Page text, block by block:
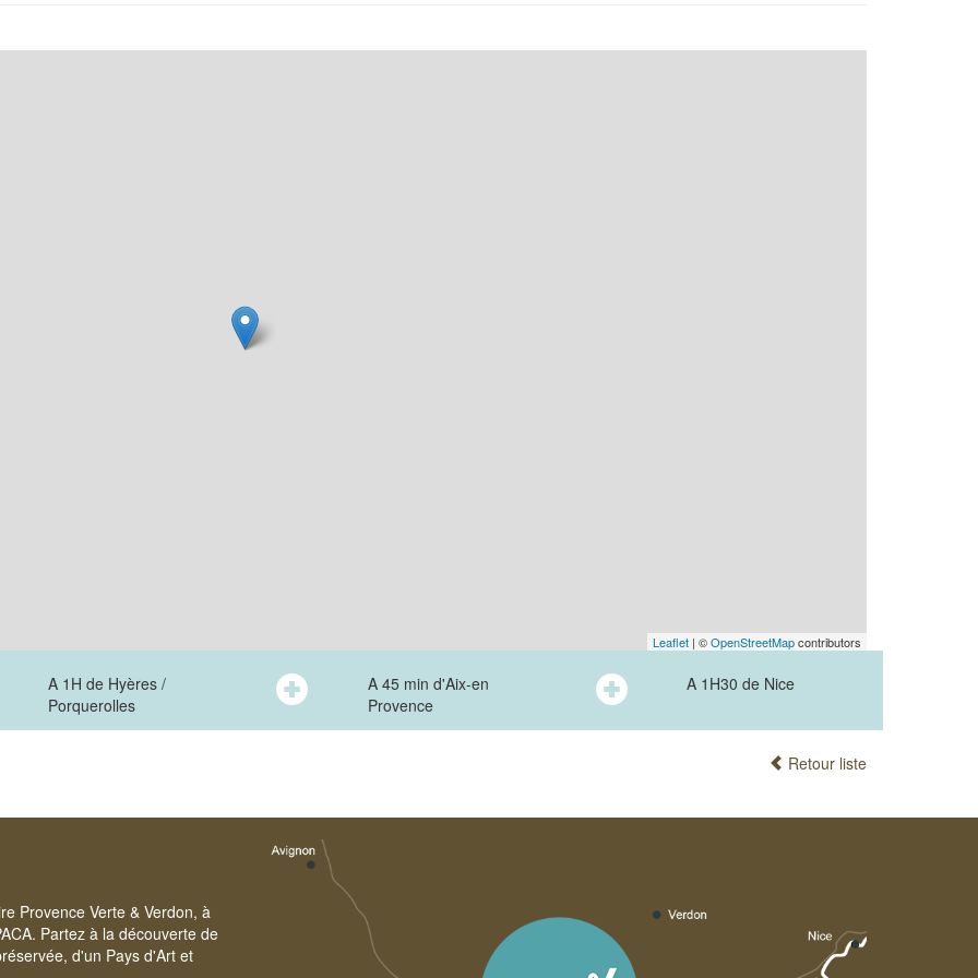
Leaflet | ©OpenStreetMapcontributors
A 1H de Hyères /
Porquerolles
A 45 min d'Aix-en
Provence
A 1H30 de Nice
Retour liste
Provence Verte & Verdon, à
Partez à la découverte de
d'un Pays d'Art et